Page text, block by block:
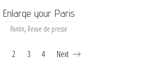
Enlarge your Paris
Pantin, Revue de presse
2 3 4 Next